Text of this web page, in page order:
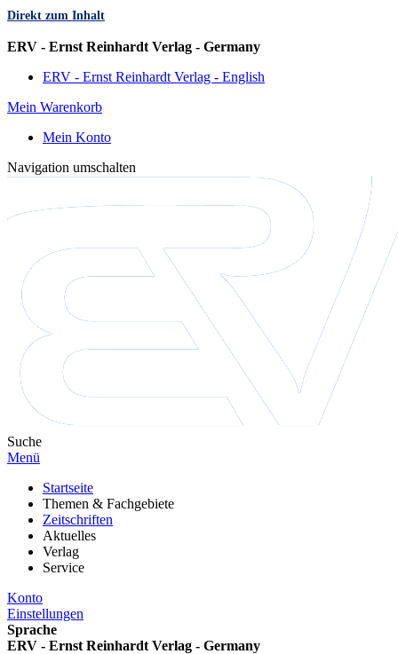
Direkt zum Inhalt
ERV - Ernst Reinhardt Verlag - Germany
ERV - Ernst Reinhardt Verlag - English
Mein Warenkorb
Mein Konto
Navigation umschalten
Suche
Menü
Startseite
Themen & Fachgebiete
Zeitschriften
Aktuelles
Verlag
Service
Konto
Einstellungen
Sprache
ERV - Ernst Reinhardt Verlag - Germany